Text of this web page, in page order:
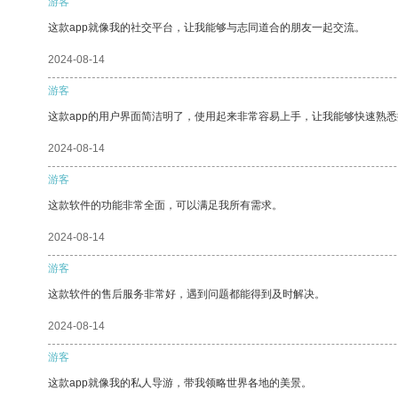
这款app就像我的社交平台，让我能够与志同道合的朋友一起交流。
2024-08-14
游客
这款app的用户界面简洁明了，使用起来非常容易上手，让我能够快速熟
2024-08-14
游客
这款软件的功能非常全面，可以满足我所有需求。
2024-08-14
游客
这款软件的售后服务非常好，遇到问题都能得到及时解决。
2024-08-14
游客
这款app就像我的私人导游，带我领略世界各地的美景。